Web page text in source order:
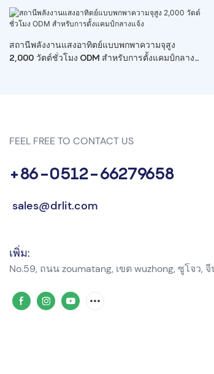
สถานีพลังงานแสงอาทิตย์แบบพกพาความจุสูง
2,000 วัตต์ชั่วโมง ODM สำหรับการตั้งแคมป์กลาง
FEEL FREE TO CONTACT US
+86-0512-66279658
sales@drlit.com
เพิ่ม:
No.59, ถนน zoumatang, เขต wuzhong, ซูโจว,